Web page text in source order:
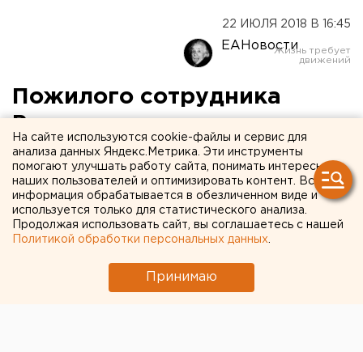
22 ИЮЛЯ 2018 В 16:45
ЕАНовости
Пожилого сотрудника
Роскомоса арестовали по
делу о госизмене
На сайте используются cookie-файлы и сервис для
анализа данных Яндекс.Метрика. Эти инструменты
помогают улучшать работу сайта, понимать интересы
наших пользователей и оптимизировать контент. Вся
информация обрабатывается в обезличенном виде и
используется только для статистического анализа.
Продолжая использовать сайт, вы соглашаетесь с нашей
Политикой обработки персональных данных
Принимаю